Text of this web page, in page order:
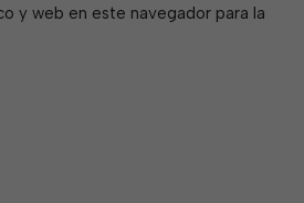
y web en este navegador para la